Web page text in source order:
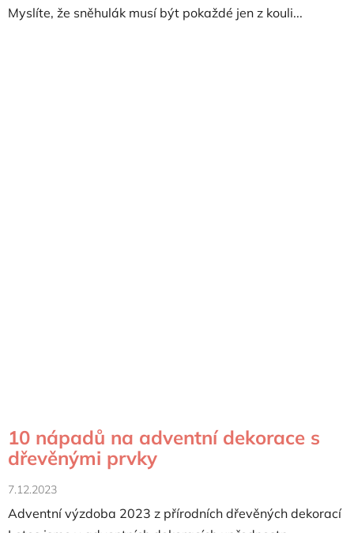
Myslíte, že sněhulák musí být pokaždé jen z kouli...
10 nápadů na adventní dekorace s
dřevěnými prvky
7.12.2023
Adventní výzdoba 2023 z přírodních dřevěných dekorací